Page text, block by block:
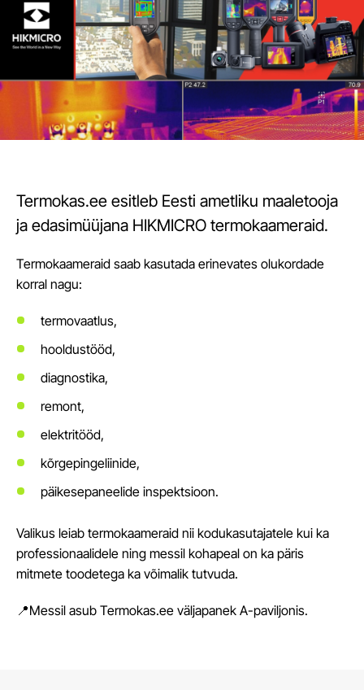
Termokas.ee esitleb Eesti ametliku maaletooja
ja edasimüüjana HIKMICRO termokaameraid.
Termokaameraid saab kasutada erinevates olukordade
korral nagu:
termovaatlus,
hooldustööd,
diagnostika,
remont,
elektritööd,
kõrgepingeliinide,
päikesepaneelide inspektsioon.
Valikus leiab termokaameraid nii kodukasutajatele kui ka
professionaalidele ning messil kohapeal on ka päris
mitmete toodetega ka võimalik tutvuda.
📍Messil asub Termokas.ee väljapanek A-paviljonis.